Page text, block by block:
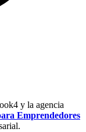
y la agencia
Emprendedores